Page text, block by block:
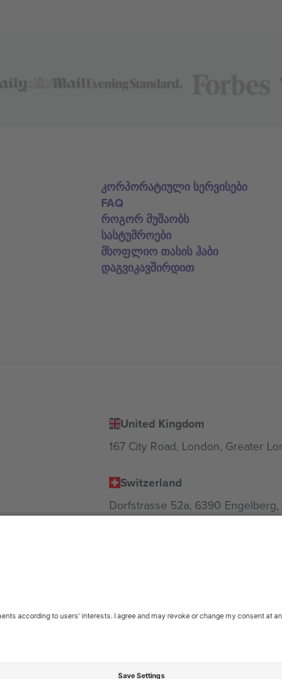
კორპორატიული სერვისები
FAQ
როგორ მუშაობს
სასტუმროები
მსოფლიო თასის ჰაბი
დაგვიკავშირდით
United Kingdom
167 City Road, London, Greater
Switzerland
Dorfstrasse 52a, 6390
CDMX, Mexico